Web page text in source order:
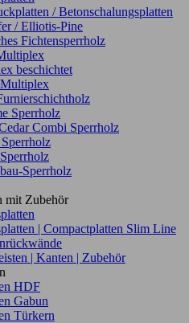
/ Betonschalungsplatten
/ Elliotis-Pine
Fichtensperrholz
beschichtet
Sperrholz
Combi Sperrholz
Sperrholz
mit Zubehör
| Compactplatten Slim Line
| Kanten | Zubehör
HDF
Gabun
Türkern